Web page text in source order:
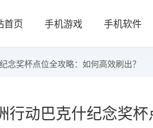
首页 手机游戏 手机软件
念奖杯点位全攻略：如何高效刷出？
行动巴克什纪念奖杯